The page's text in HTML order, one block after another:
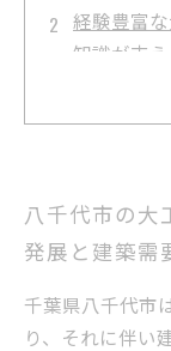
経験豊富
知識が支
八千代市
容と職人
大工とし
ポイントと
八千代市
リアを目
八千代市の大
発展と建築需
千葉県八千代市
り、それに伴い